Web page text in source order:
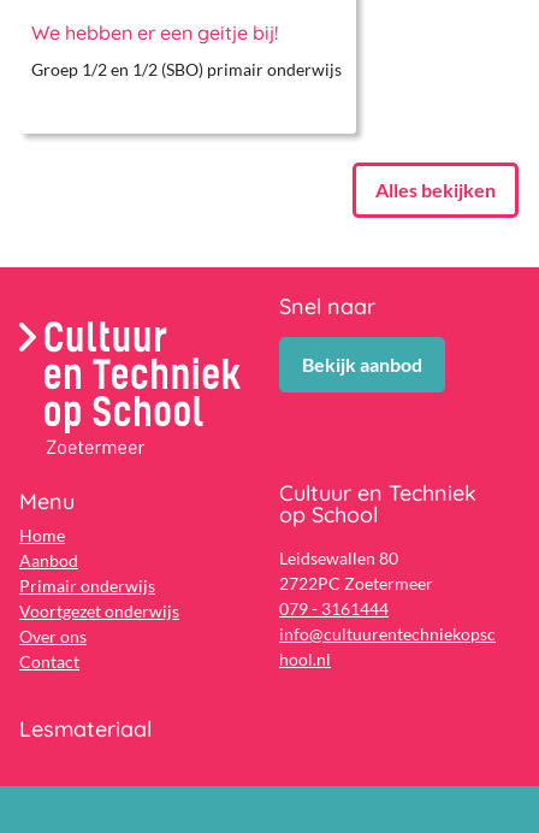
We hebben er een geitje bij!
Groep 1/2 en 1/2 (SBO) primair onderwijs
Alles bekijken
Snel naar
Bekijk aanbod
Menu
Home
Aanbod
Primair onderwijs
Voortgezet onderwijs
Over ons
Contact
Cultuur en Techniek
op School
Leidsewallen 80
2722PC Zoetermeer
079 - 3161444
info@cultuurentechniekopsc
hool.nl
Lesmateriaal